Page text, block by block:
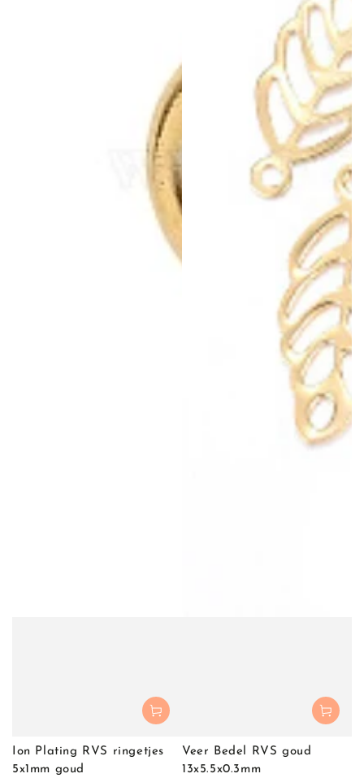
Ion Plating RVS ringetjes
5x1mm goud
Veer Bedel RVS goud
13x5.5x0.3mm